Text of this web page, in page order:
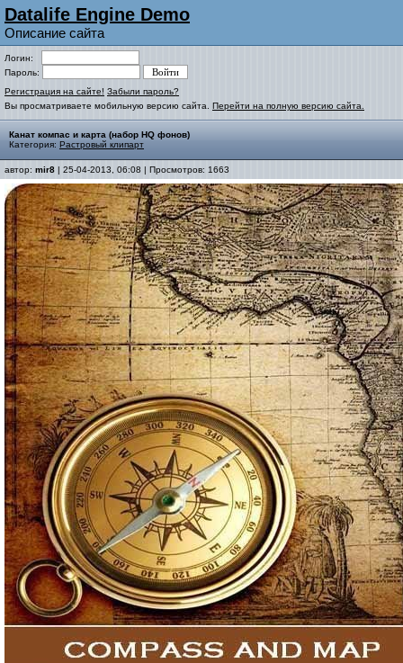
Datalife Engine Demo
Описание сайта
Логин:
Пароль:
Регистрация на сайте! Забыли пароль?
Вы просматриваете мобильную версию сайта. Перейти на полную версию сайта.
Канат компас и карта (набор HQ фонов)
Категория: Растровый клипарт
автор: mir8 | 25-04-2013, 06:08 | Просмотров: 1663